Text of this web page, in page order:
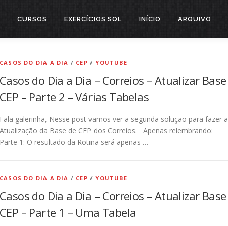
CURSOS EXERCÍCIOS SQL INÍCIO ARQUIVO
CASOS DO DIA A DIA / CEP /YOUTUBE
Casos do Dia a Dia – Correios – Atualizar Base
CEP – Parte 2 – Várias Tabelas
Fala galerinha, Nesse post vamos ver a segunda solução para fazer a
Atualização da Base de CEP dos Correios. Apenas relembrando:
Parte 1: O resultado da Rotina será apenas …
CASOS DO DIA A DIA / CEP /YOUTUBE
Casos do Dia a Dia – Correios – Atualizar Base
CEP – Parte 1 – Uma Tabela